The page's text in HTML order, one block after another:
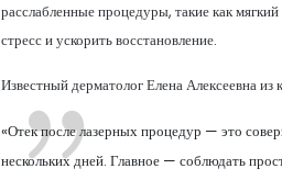
расслабленные процедуры, такие как
стресс и ускорить восстановление.
Известный дерматолог Елена Алексеевна
«Отек после лазерных процедур — это
нескольких дней. Главное — соблюдать